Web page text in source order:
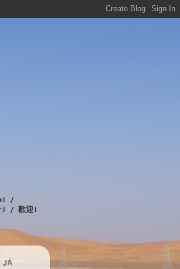
/
! / 歡迎!
JÁ